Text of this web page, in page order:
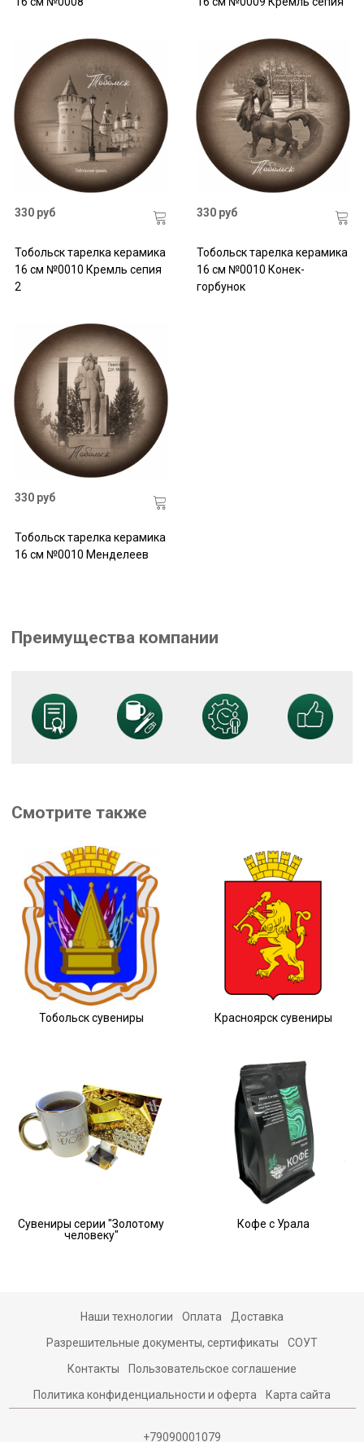
330 руб
Тобольск тарелка керамика
16 см №0010 Кремль сепия
2
330 руб
Тобольск тарелка керамика
16 см №0010 Конек-
горбунок
330 руб
Тобольск тарелка керамика
16 см №0010 Менделеев
Преимущества компании
Смотрите также
Тобольск сувениры Красноярск сувениры
Сувениры серии "Золотому
человеку"
Кофе с Урала
Наши технологии Оплата Доставка
Разрешительные документы, сертификаты СОУТ
Контакты Пользовательское соглашение
Политика конфиденциальности и оферта Карта сайта
+79090001079